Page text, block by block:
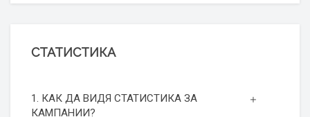
СТАТИСТИКА
1. КАК ДА ВИДЯ СТАТИСТИКА ЗА
КАМПАНИИ?